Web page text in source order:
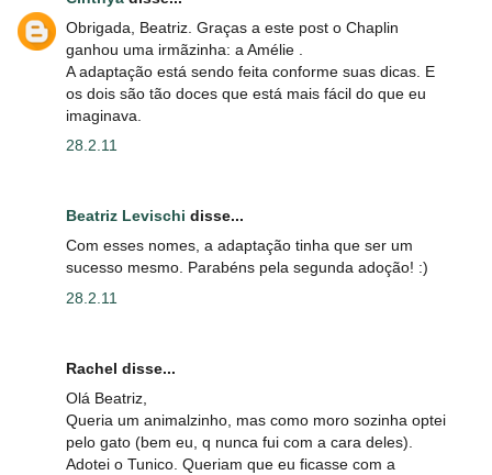
Obrigada, Beatriz. Graças a este post o Chaplin
ganhou uma irmãzinha: a Amélie .
A adaptação está sendo feita conforme suas dicas. E
os dois são tão doces que está mais fácil do que eu
imaginava.
28.2.11
Beatriz Levischi disse...
Com esses nomes, a adaptação tinha que ser um
sucesso mesmo. Parabéns pela segunda adoção! :)
28.2.11
Rachel disse...
Olá Beatriz,
Queria um animalzinho, mas como moro sozinha optei
pelo gato (bem eu, q nunca fui com a cara deles).
Adotei o Tunico. Queriam que eu ficasse com a